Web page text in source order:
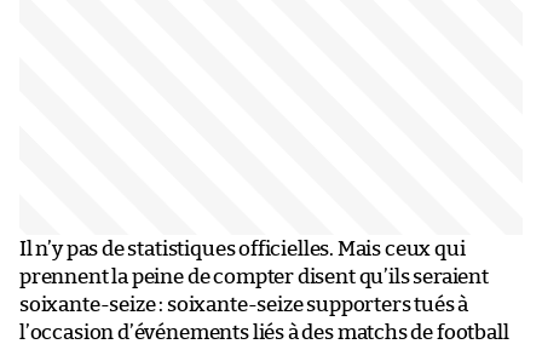
Il n’y pas de statistiques officielles. Mais ceux qui
prennent la peine de compter disent qu’ils seraient
soixante-seize : soixante-seize supporters tués à
l’occasion d’événements liés à des matchs de football